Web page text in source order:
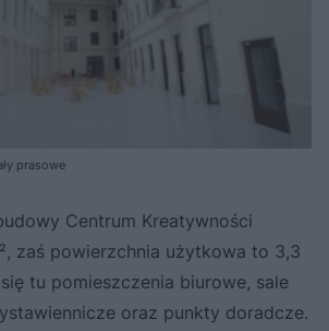
prasowe
Centrum Kreatywności
zaś powierzchnia użytkowa to 3,3
tu pomieszczenia biurowe, sale
oraz punkty doradcze.